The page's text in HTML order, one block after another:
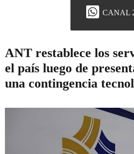
CANAL
ANT restablece los
el país luego de
una contingencia